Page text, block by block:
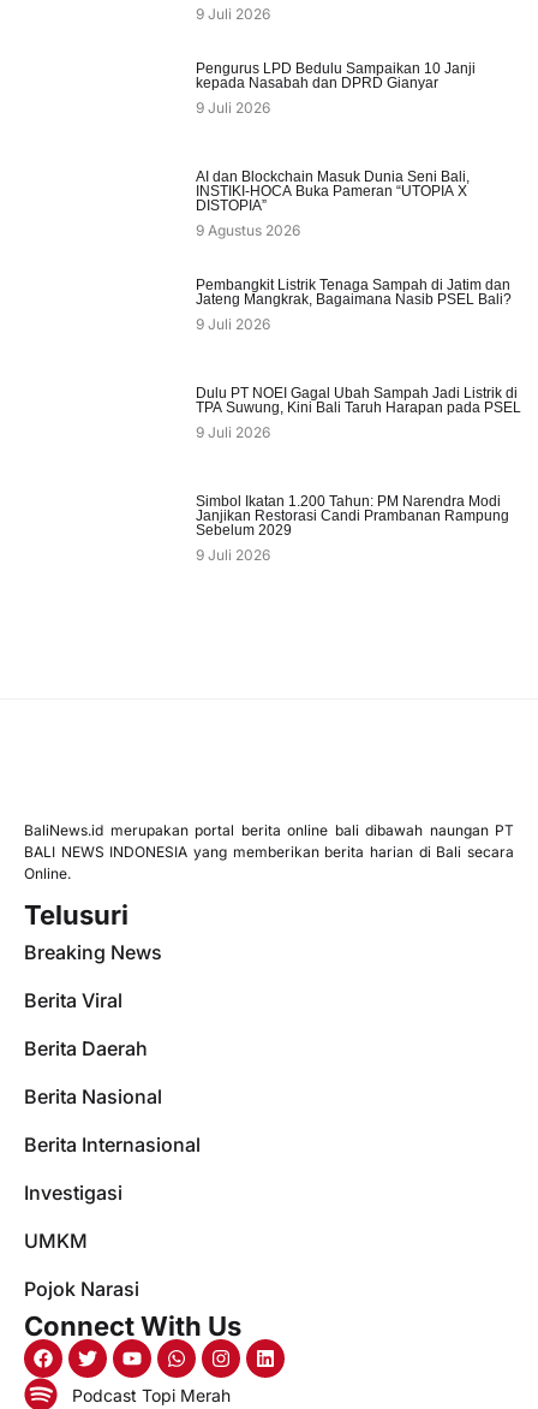
9 Juli 2026
Pengurus LPD Bedulu Sampaikan 10 Janji
kepada Nasabah dan DPRD Gianyar
9 Juli 2026
AI dan Blockchain Masuk Dunia Seni Bali,
INSTIKI-HOCA Buka Pameran “UTOPIA X
DISTOPIA”
9 Agustus 2026
Pembangkit Listrik Tenaga Sampah di Jatim dan
Jateng Mangkrak, Bagaimana Nasib PSEL Bali?
9 Juli 2026
Dulu PT NOEI Gagal Ubah Sampah Jadi Listrik di
TPA Suwung, Kini Bali Taruh Harapan pada PSEL
9 Juli 2026
Simbol Ikatan 1.200 Tahun: PM Narendra Modi
Janjikan Restorasi Candi Prambanan Rampung
Sebelum 2029
9 Juli 2026
BaliNews.id merupakan portal berita online bali dibawah naungan PT
BALI NEWS INDONESIA yang memberikan berita harian di Bali secara
Online.
Telusuri
Breaking News
Berita Viral
Berita Daerah
Berita Nasional
Berita Internasional
Investigasi
UMKM
Pojok Narasi
Connect With Us
Podcast Topi Merah